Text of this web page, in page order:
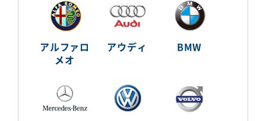
アルファロ
メオ
アウディ BMW